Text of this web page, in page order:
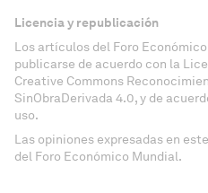
Licencia y republicación
Los artículos del Foro
publicarse de acuerdo con la
Creative Commons
SinObraDerivada 4.0, y de
uso.
Las opiniones expresadas en
del Foro Económico Mundial.